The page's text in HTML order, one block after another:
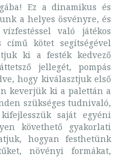
Ez a dinamikus és
a helyes ösvényre, és
való játékos
című kötet segítségével
ki a festék kedvező
jellegét, pompás
hogy kiválasztjuk első
keverjük ki a palettán a
szükséges tudnivaló,
saját egyéni
követhető gyakorlati
hogyan festhetünk
növényi formákat,